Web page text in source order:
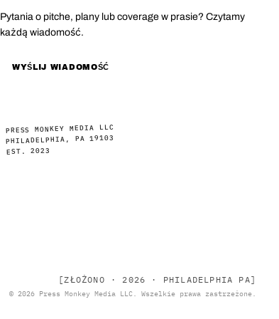
Pytania o pitche, plany lub coverage w prasie? Czytamy
każdą wiadomość.
WYŚLIJ WIADOMOŚĆ
PRESS MONKEY MEDIA LLC
PHILADELPHIA, PA 19103
EST. 2023
[ZŁOŻONO · 2026 · PHILADELPHIA PA]
© 2026 Press Monkey Media LLC. Wszelkie prawa zastrzeżone.